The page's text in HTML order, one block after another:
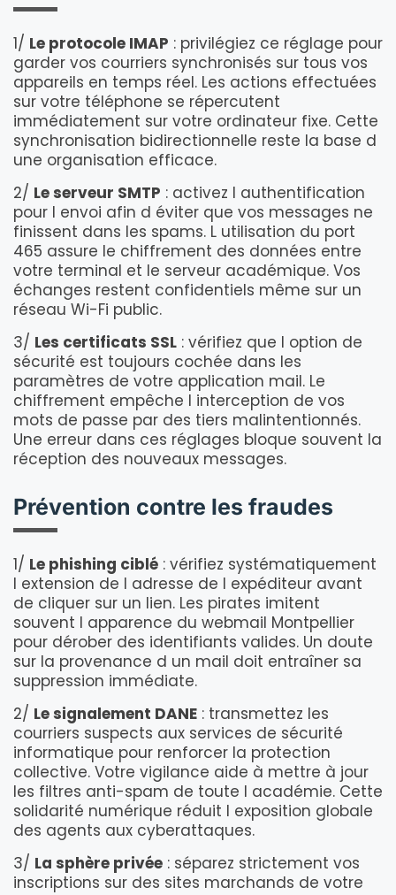
1/ Le protocole IMAP : privilégiez ce réglage pour
garder vos courriers synchronisés sur tous vos
appareils en temps réel. Les actions effectuées
sur votre téléphone se répercutent
immédiatement sur votre ordinateur fixe. Cette
synchronisation bidirectionnelle reste la base d
une organisation efficace.
2/ Le serveur SMTP : activez l authentification
pour l envoi afin d éviter que vos messages ne
finissent dans les spams. L utilisation du port
465 assure le chiffrement des données entre
votre terminal et le serveur académique. Vos
échanges restent confidentiels même sur un
réseau Wi-Fi public.
3/ Les certificats SSL : vérifiez que l option de
sécurité est toujours cochée dans les
paramètres de votre application mail. Le
chiffrement empêche l interception de vos
mots de passe par des tiers malintentionnés.
Une erreur dans ces réglages bloque souvent la
réception des nouveaux messages.
Prévention contre les fraudes
1/ Le phishing ciblé : vérifiez systématiquement
l extension de l adresse de l expéditeur avant
de cliquer sur un lien. Les pirates imitent
souvent l apparence du webmail Montpellier
pour dérober des identifiants valides. Un doute
sur la provenance d un mail doit entraîner sa
suppression immédiate.
2/ Le signalement DANE : transmettez les
courriers suspects aux services de sécurité
informatique pour renforcer la protection
collective. Votre vigilance aide à mettre à jour
les filtres anti-spam de toute l académie. Cette
solidarité numérique réduit l exposition globale
des agents aux cyberattaques.
3/ La sphère privée : séparez strictement vos
inscriptions sur des sites marchands de votre